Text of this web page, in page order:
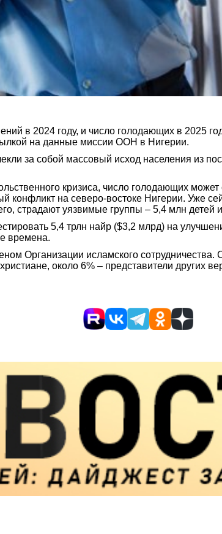
в 2024 году, и число голодающих в 2025
на данные миссии ООН в Нигерии.
за собой массовый исход населения из
кризиса, число голодающих
конфликт на северо-востоке Нигерии. Уже
страдают уязвимые группы – 5,4 млн
5,4 трлн найр ($3,2 млрд) на
времена.
Организации исламского
около 6% – представители других